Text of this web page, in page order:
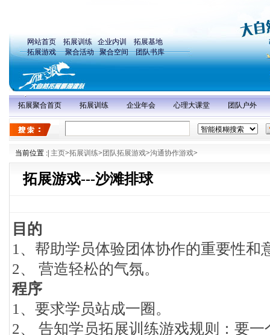
网站首页 拓展训练 企业内训
拓展基地
拓展游戏
聚合活动 聚合空间 团队书库
拓展聚合首页 拓展训练 企业年会 心理大课堂 团队户外
当前位置 :| 主页>拓展训练> 团队拓展游戏>沟通协作游戏>
拓展游戏---沙滩排球
目的
1、帮助学员体验团体协作的重要性和
2、 营造轻松的气氛。
程序
1、要求学员站成一圈。
2、 告知学员拓展训练游戏规则：要